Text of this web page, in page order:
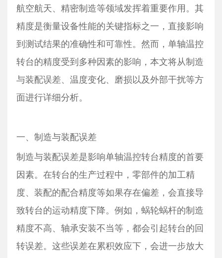
航空航天、精密制造等领域发挥着重要作用。其
精度是衡量设备性能的关键指标之一，直接影响
到测试结果的准确性和可靠性。然而，单轴温控
转台的精度受到多种因素的影响，本文将从制造
与装配误差、温度变化、磨损以及外部干扰等方
面进行详细分析。
一、制造与装配误差
制造与装配误差是影响单轴温控转台精度的首要
因素。在转台的生产过程中，零部件的加工精
度、装配的配合精度等如果存在偏差，会直接导
致转台的运动精度下降。例如，蜗轮蜗杆的制造
精度不高、轴承安装不当等，都会引起转台的回
转误差。这些误差在累积效应下，会进一步放大